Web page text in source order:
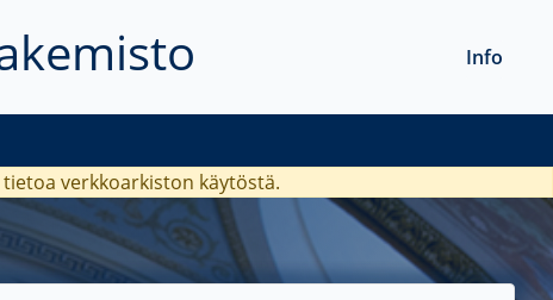
Info
tietoa verkkoarkiston käytöstä.